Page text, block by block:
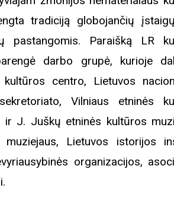
tradiciją globojančių
pastangomis. Paraišką LR
darbo grupė, kurioje
kultūros centro, Lietuvos
Vilniaus etninės
ir J. Juškų etninės kultūros
muziejaus, Lietuvos istorijos
organizacijos,